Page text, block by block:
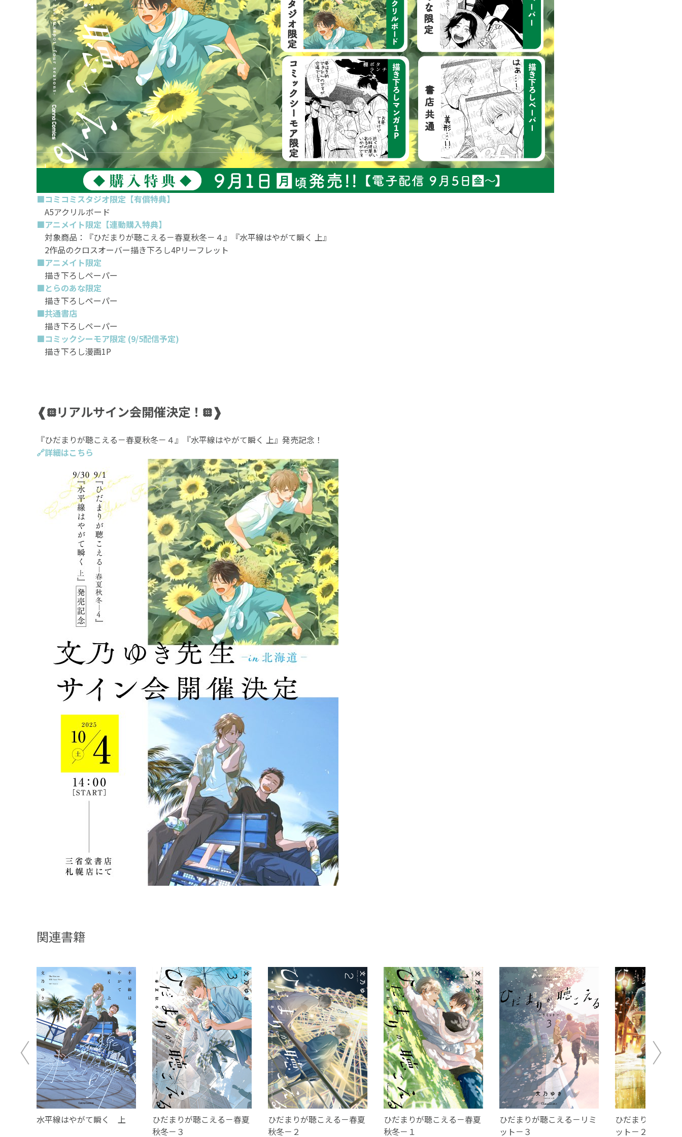
■コミコミスタジオ限定【有償特典】
A5アクリルボード
■アニメイト限定【連動購入特典】
対象商品：『ひだまりが聴こえる－春夏秋冬－４』『水平線はやがて瞬く 上 』
2作品のクロスオーバー描き下ろし4Pリーフレット
■アニメイト限定
描き下ろしペーパー
■とらのあな限定
描き下ろしペーパー
■共通書店
描き下ろしペーパー
■コミックシーモア限定 (9/5配信予定)
描き下ろし漫画1P
❰𖡗リアルサイン会開催決定！𖡗❱
『ひだまりが聴こえる－春夏秋冬－４』『水平線はやがて瞬く 上』発売記念！
🔗詳細はこちら
関連書籍
水平線はやがて瞬く 上
ひだまりが聴こえる－春夏
秋冬－３
ひだまりが聴こえる－春夏
秋冬－２
ひだまりが聴こえる－春夏
秋冬－１
ひだまりが聴こえる－リミ
ット－３
ひだまりが聴こ
ット－２